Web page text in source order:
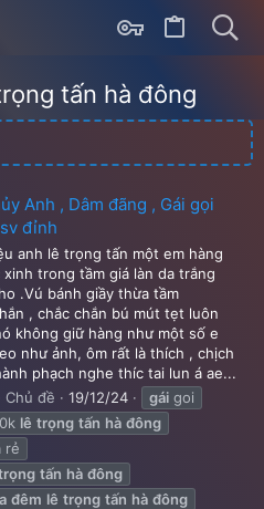
tấn hà đông
Anh , Dâm đãng , Gái gọi
đỉnh
anh lê trọng tấn một em hàng
xinh trong tầm giá làn da trắng
.Vú bánh giầy thừa tầm
, chắc chắn bú mút tẹt luôn
không giữ hàng như một số e
như ảnh, ôm rất là thích , chịch
phạch nghe thíc tai lun á ae...
Chủ đề 19/12/24 gái goi
lê trọng tấn hà đông
rẻ
tấn hà đông
đêm lê trọng tấn hà đông